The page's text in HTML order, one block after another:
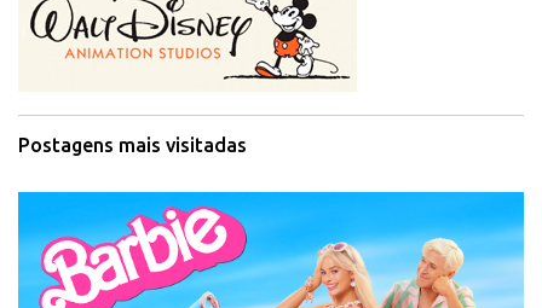
Postagens mais visitadas